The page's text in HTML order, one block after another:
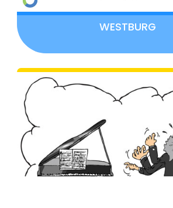
WESTBURG